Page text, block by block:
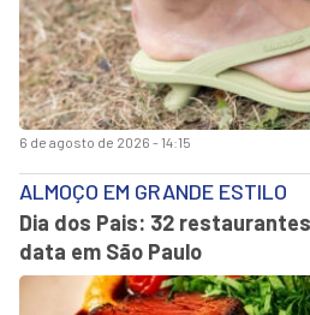
6 de agosto de 2026 - 14:15
ALMOÇO EM GRANDE ESTILO
Dia dos Pais: 32
data em São Paulo